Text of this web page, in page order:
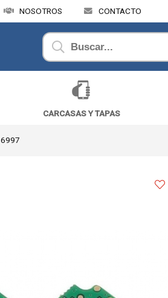
Compartir por email
NOSOTROS CONTACTO
CARCASAS Y TAPAS
6997